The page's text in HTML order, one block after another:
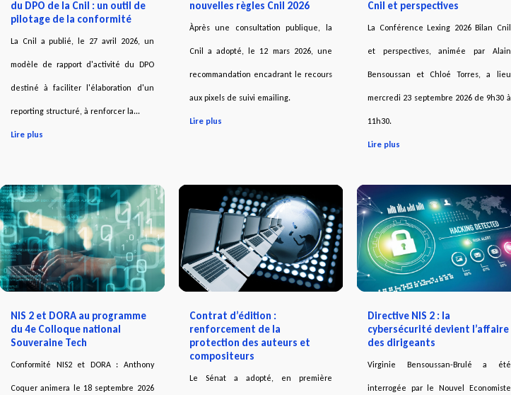
du DPO de la Cnil : un outil de
pilotage de la conformité
La Cnil a publié, le 27 avril 2026, un
modèle de rapport d'activité du DPO
destiné à faciliter l'élaboration d'un
reporting structuré, à renforcer la...
Lire plus
nouvelles règles Cnil 2026
Àprès une consultation publique, la
Cnil a adopté, le 12 mars 2026, une
recommandation encadrant le recours
aux pixels de suivi emailing.
Lire plus
Cnil et perspectives
La Conférence Lexing 2026 Bilan Cnil
et perspectives, animée par Alain
Bensoussan et Chloé Torres, a lieu
mercredi 23 septembre 2026 de 9h30 à
11h30.
Lire plus
NIS 2 et DORA au programme
du 4e Colloque national
Souveraine Tech
Conformité NIS2 et DORA : Anthony
Coquer animera le 18 septembre 2026
Contrat d’édition :
renforcement de la
protection des auteurs et
compositeurs
Le Sénat a adopté, en première
Directive NIS 2 : la
cybersécurité devient l’affaire
des dirigeants
Virginie Bensoussan-Brulé a été
interrogée par le Nouvel Economiste